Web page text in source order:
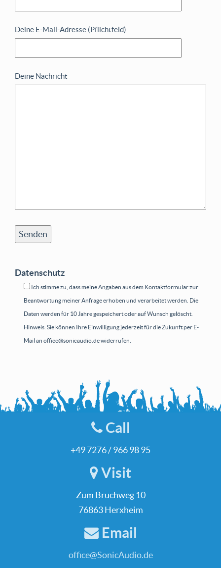
Deine E-Mail-Adresse (Pflichtfeld)
Deine Nachricht
Datenschutz
Ich stimme zu, dass meine Angaben aus dem Kontaktformular zur
Beantwortung meiner Anfrage erhoben und verarbeitet werden. Die
Daten werden für 10 Jahre gespeichert oder auf Wunsch gelöscht.
Hinweis: Sie können Ihre Einwilligung jederzeit für die Zukunft per E-
Mail an office@sonicaudio.de widerrufen.
Call
+49 7276 / 966 98 95
Visit
Zum Bruchweg 10
76863 Herxheim
Email
office@SonicAudio.de